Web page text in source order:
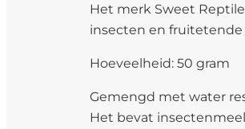
Het merk Sweet
insecten en
Hoeveelheid: 50 gram
Gemengd met water
Het bevat